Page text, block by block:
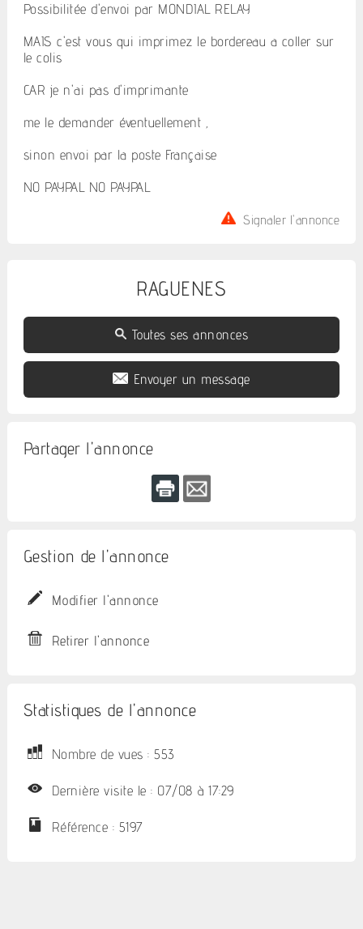
Possibilitée d'envoi par MONDIAL RELAY
MAIS c'est vous qui imprimez le bordereau a coller sur
le colis
CAR je n'ai pas d'imprimante
me le demander éventuellement ,
sinon envoi par la poste Française
NO PAYPAL NO PAYPAL
Signaler l'annonce
RAGUENES
Toutes ses annonces
Envoyer un message
Partager l'annonce
Gestion de l'annonce
Modifier l'annonce
Retirer l'annonce
Statistiques de l'annonce
Nombre de vues : 553
Dernière visite le : 07/08 à 17:29
Référence : 5197